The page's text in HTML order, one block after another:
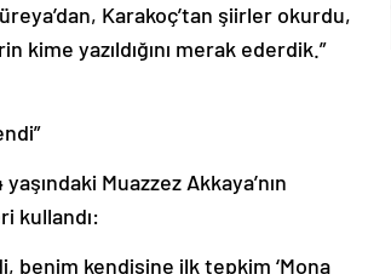
Karakoç’tan şiirler okurdu,
kime yazıldığını merak ederdik.”
Muazzez Akkaya’nın
kullandı:
benim kendisine ilk tepkim ‘Mona